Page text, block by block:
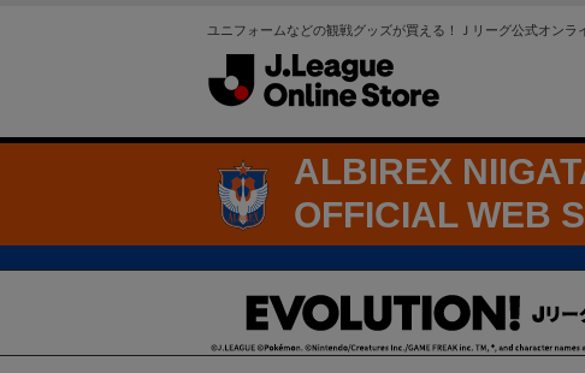
ユニフォームなどの観戦グッズが買える！Ｊリーグ公式オンラ
ALBIREX
OFFICIAL WEB